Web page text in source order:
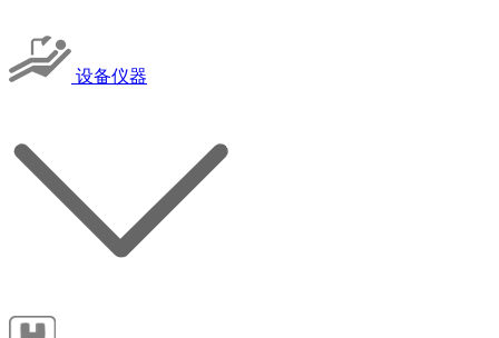
设备仪器